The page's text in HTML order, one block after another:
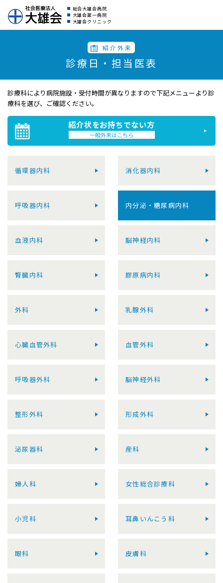
総合大雄会病院
大雄会第一病院
大雄会クリニック
紹介外来
診療日・担当医表
診療科により病院施設・受付時間が異なりますので下記メニューより診
療科を選び、ご確認ください。
紹介状をお持ちでない方
一般外来はこちら
循環器内科 消化器内科
呼吸器内科 内分泌・糖尿病内科
血液内科 脳神経内科
腎臓内科 膠原病内科
外科 乳腺外科
心臓血管外科 血管外科
呼吸器外科 脳神経外科
整形外科 形成外科
泌尿器科 産科
婦人科 女性総合診療科
小児科 耳鼻いんこう科
眼科 皮膚科